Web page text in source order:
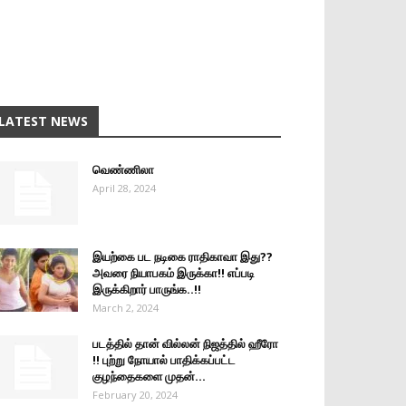
NEWS
வெண்ணிலா
April 28, 2024
இயற்கை பட நடிகை ராதிகாவா இது??
அவரை நியாபகம் இருக்கா!! எப்படி
இருக்கிறார் பாருங்க..!!
March 2, 2024
படத்தில் தான் வில்லன் நிஜத்தில் ஹீரோ
!! புற்று நோயால் பாதிக்கப்பட்ட
குழந்தைகளை முதன்...
February 20, 2024